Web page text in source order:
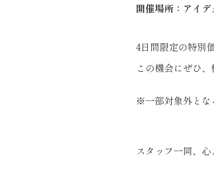
開催場所：アイ
4日間限定の特別
この機会にぜひ
※一部対象外とな
スタッフ一同、